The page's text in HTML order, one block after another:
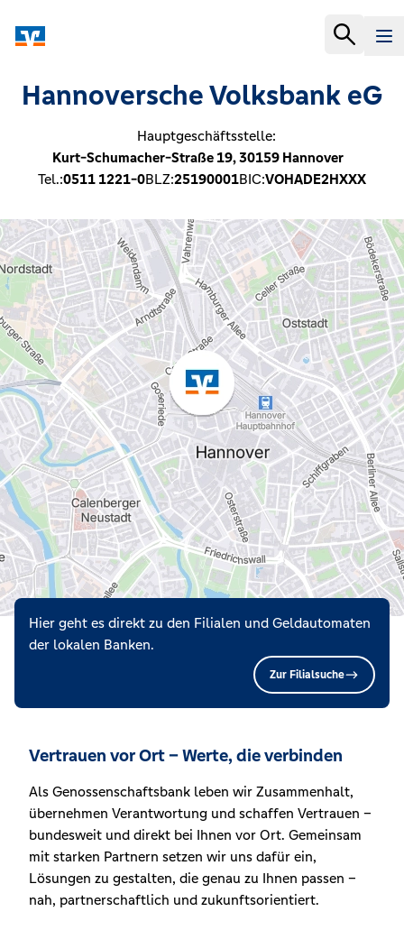
Hannoversche Volksbank eG
Hauptgeschäftsstelle:
Kurt-Schumacher-Straße 19,30159 Hannover
Tel.:0511 1221-0BLZ:25190001BIC:VOHADE2HXXX
Hier geht es direkt zu den Filialen und Geldautomaten
der lokalen Banken.
Zur Filialsuche
Vertrauen vor Ort – Werte, die verbinden
Als Genossenschaftsbank leben wir Zusammenhalt,
übernehmen Verantwortung und schaffen Vertrauen –
bundesweit und direkt bei Ihnen vor Ort. Gemeinsam
mit starken Partnern setzen wir uns dafür ein,
Lösungen zu gestalten, die genau zu Ihnen passen –
nah, partnerschaftlich und zukunftsorientiert.